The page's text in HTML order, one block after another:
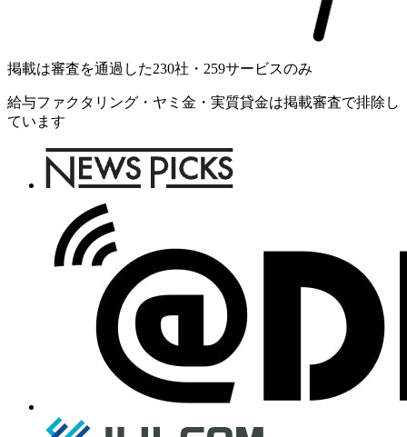
掲載は審査を通過した230社・ 259サービスのみ
給与ファクタリング・ヤミ金・実質貸金は掲載審査で排除し
ています